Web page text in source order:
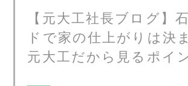
【元大工社長ブログ】
ドで家の仕上がりは決
元大工だから見るポイ